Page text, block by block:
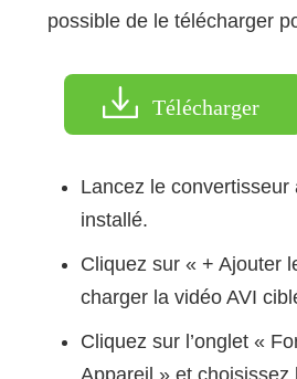
possible de le télécharger
Télécharger
Lancez le convertisseur
installé.
Cliquez sur « + Ajouter
charger la vidéo AVI
Cliquez sur l’onglet «
Appareil » et choisissez